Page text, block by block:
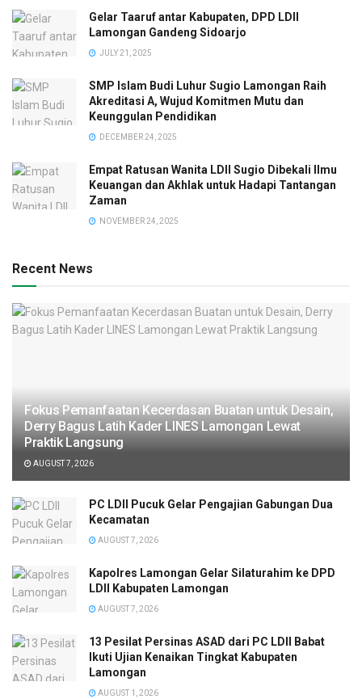
Gelar Taaruf antar Kabupaten, DPD LDII
Lamongan Gandeng Sidoarjo
JULY 21, 2025
SMP Islam Budi Luhur Sugio Lamongan Raih
Akreditasi A, Wujud Komitmen Mutu dan
Keunggulan Pendidikan
DECEMBER 24, 2025
Empat Ratusan Wanita LDII Sugio Dibekali Ilmu
Keuangan dan Akhlak untuk Hadapi Tantangan
Zaman
NOVEMBER 24, 2025
Recent News
Fokus Pemanfaatan Kecerdasan Buatan untuk Desain,
Derry Bagus Latih Kader LINES Lamongan Lewat
Praktik Langsung
AUGUST 7, 2026
PC LDII Pucuk Gelar Pengajian Gabungan Dua
Kecamatan
AUGUST 7, 2026
Kapolres Lamongan Gelar Silaturahim ke DPD
LDII Kabupaten Lamongan
AUGUST 7, 2026
13 Pesilat Persinas ASAD dari PC LDII Babat
Ikuti Ujian Kenaikan Tingkat Kabupaten
Lamongan
AUGUST 1, 2026